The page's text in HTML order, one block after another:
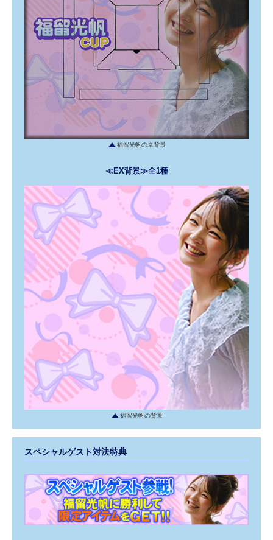
福留光帆の卓背景
≪EX背景≫全1種
福留光帆の背景
スペシャルゲスト対決特典